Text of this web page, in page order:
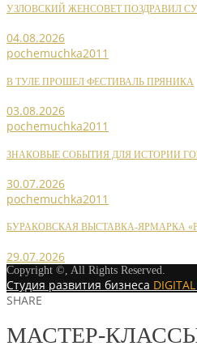
УЗЛОВСКИЙ ЖЕНСОВЕТ ПОЗДРАВИЛ
04.08.2026
pochemuchka2011
В ТУЛЕ ПРОШЕЛ ФЕСТИВАЛЬ ПРЯНИКА
03.08.2026
pochemuchka2011
ЗНАКОВЫЕ СОБЫТИЯ ДЛЯ ИСТОРИИ
30.07.2026
pochemuchka2011
БУРАКОВСКАЯ ВЫСТАВКА-ЯРМАРКА
29.07.2026
Copyright ©, All Rights Reserved.
Студия развития бизнеса
SHARE
МАСТЕР-